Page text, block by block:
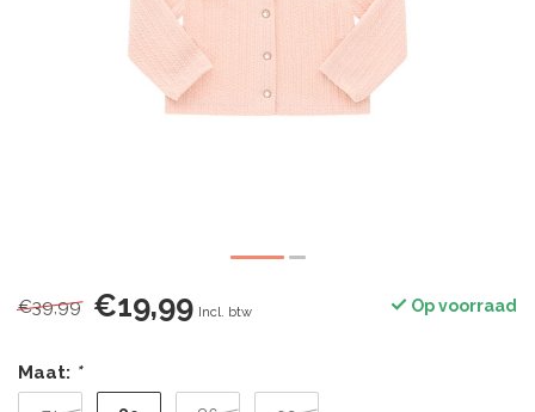
€39,99 €19,99 Incl. btw Op voorraad
Maat: *